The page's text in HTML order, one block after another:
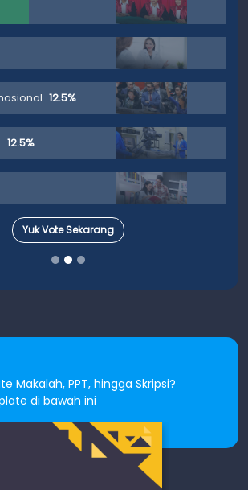
12.5%
12.5%
Yuk Vote Sekarang
Makalah, PPT, hingga Skripsi?
di bawah ini